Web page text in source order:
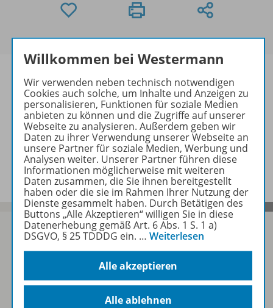
Informationen
Beschreibung
Zum Newsletter anmelden
Willkommen bei Westermann
Wir verwenden neben technisch notwendigen
Cookies auch solche, um Inhalte und Anzeigen zu
personalisieren, Funktionen für soziale Medien
anbieten zu können und die Zugriffe auf unserer
Webseite zu analysieren. Außerdem geben wir
Daten zu ihrer Verwendung unserer Webseite an
unsere Partner für soziale Medien, Werbung und
Analysen weiter. Unserer Partner führen diese
Informationen möglicherweise mit weiteren
Daten zusammen, die Sie ihnen bereitgestellt
haben oder die sie im Rahmen Ihrer Nutzung der
Dienste gesammelt haben. Durch Betätigen des
Buttons „Alle Akzeptieren“ willigen Sie in diese
Datenerhebung gemäß Art. 6 Abs. 1 S. 1 a)
DSGVO, § 25 TDDDG ein. … Weiterlesen
Alle akzeptieren
Alle ablehnen